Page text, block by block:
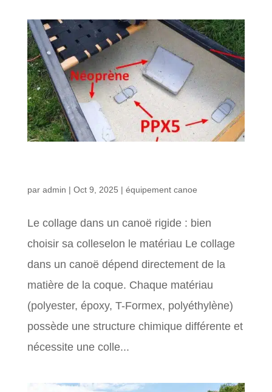
par admin | Oct 9, 2025 | équipement canoe
Le collage dans un canoë rigide : bien
choisir sa colleselon le matériau Le collage
dans un canoë dépend directement de la
matière de la coque. Chaque matériau
(polyester, époxy, T-Formex, polyéthylène)
possède une structure chimique différente et
nécessite une colle...